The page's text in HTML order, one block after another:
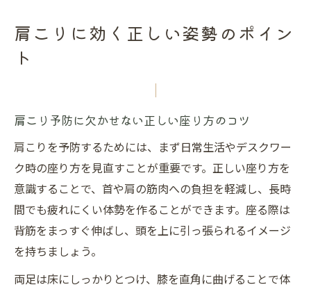
肩こりに効く正しい姿勢のポイン
ト
肩こり予防に欠かせない正しい座り方のコツ
肩こりを予防するためには、まず日常生活やデスクワー
ク時の座り方を見直すことが重要です。正しい座り方を
意識することで、首や肩の筋肉への負担を軽減し、長時
間でも疲れにくい体勢を作ることができます。座る際は
背筋をまっすぐ伸ばし、頭を上に引っ張られるイメージ
を持ちましょう。
両足は床にしっかりとつけ、膝を直角に曲げることで体